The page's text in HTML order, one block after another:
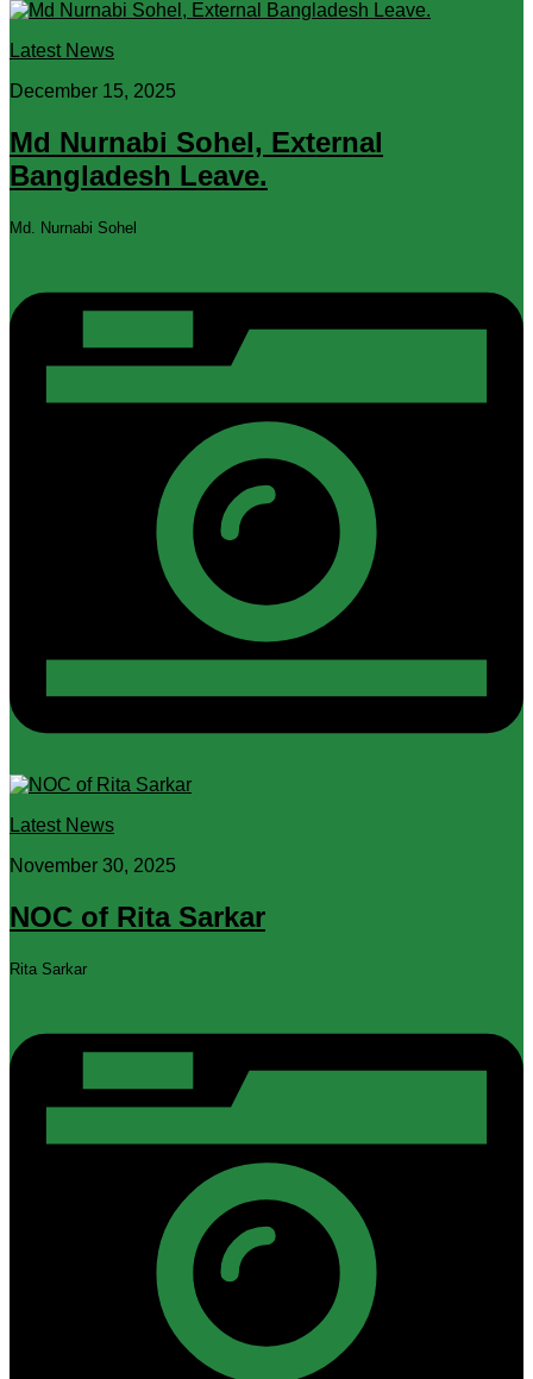
Latest News
December 15, 2025
Md Nurnabi Sohel, External
Bangladesh Leave.
Md. Nurnabi Sohel
Latest News
November 30, 2025
NOC of Rita Sarkar
Rita Sarkar